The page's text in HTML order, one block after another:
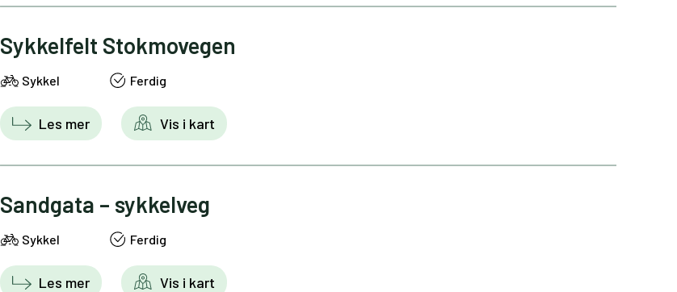
Sykkelfelt Stokmovegen
Sykkel Ferdig
Les mer Vis i kart
Sandgata – sykkelveg
Sykkel Ferdig
Les mer Vis i kart